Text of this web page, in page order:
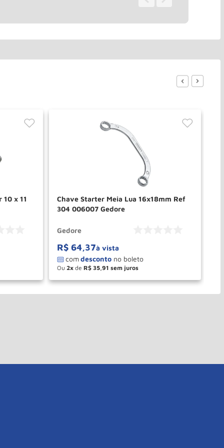
x 11
Chave Starter Meia Lua 16x18mm Ref
304 006007 Gedore
Gedore
R$ 64,37à vista
Ou 2 de R$ 35,91
＋
－ COMPRAR